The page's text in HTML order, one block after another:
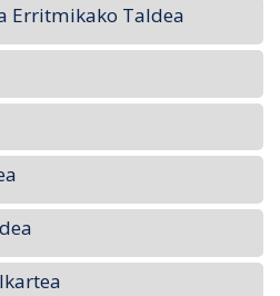
Erritmikako Taldea